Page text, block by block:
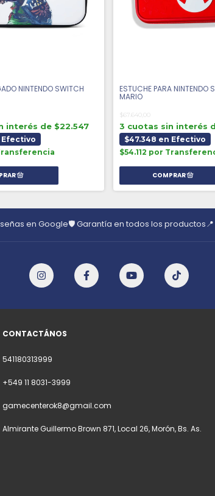
NINTENDO SWITCH
interés de $22.547
Efectivo
ESTUCHE PARA NINTENDO
MARIO
$67.640,00
3 cuotas sin interés
$47.348 en Efectivo
$54.112 por
en Google🛡️ Garantía en todos los productos
CONTACTÁNOS
541180313999
+549 11 8031-3999
gamecenterok8@gmail.com
Almirante Guillermo Brown 871, Local 26, Morón, Bs. As.